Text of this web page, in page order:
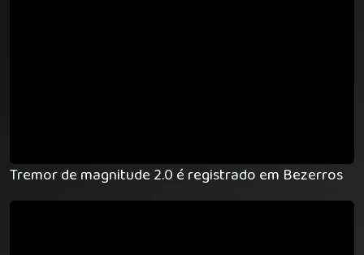
Tremor de magnitude 2.0 é registrado em Bezerros